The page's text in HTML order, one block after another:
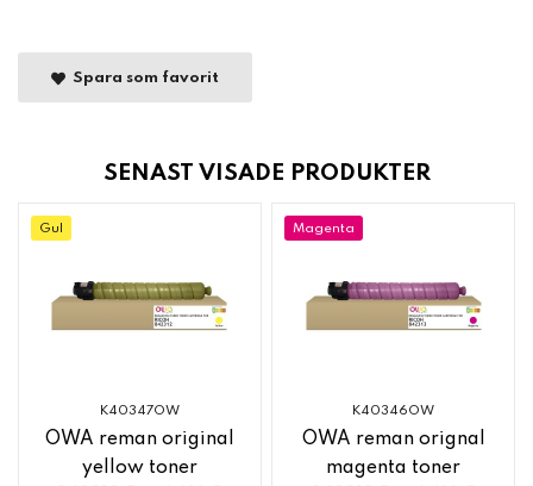
Spara som favorit
SENAST VISADE PRODUKTER
Gul
K40347OW
OWA reman original
yellow toner
Magenta
K40346OW
OWA reman orignal
magenta toner